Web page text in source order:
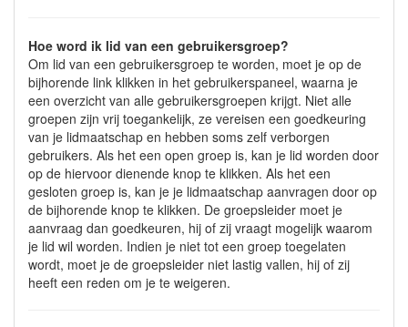
Hoe word ik lid van een gebruikersgroep?
Om lid van een gebruikersgroep te worden, moet je op de
bijhorende link klikken in het gebruikerspaneel, waarna je
een overzicht van alle gebruikersgroepen krijgt. Niet alle
groepen zijn vrij toegankelijk, ze vereisen een goedkeuring
van je lidmaatschap en hebben soms zelf verborgen
gebruikers. Als het een open groep is, kan je lid worden door
op de hiervoor dienende knop te klikken. Als het een
gesloten groep is, kan je je lidmaatschap aanvragen door op
de bijhorende knop te klikken. De groepsleider moet je
aanvraag dan goedkeuren, hij of zij vraagt mogelijk waarom
je lid wil worden. Indien je niet tot een groep toegelaten
wordt, moet je de groepsleider niet lastig vallen, hij of zij
heeft een reden om je te weigeren.